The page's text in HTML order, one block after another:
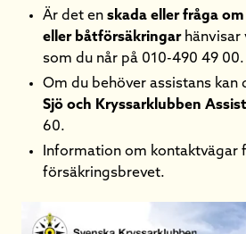
Är det en skada eller fråga
eller båtförsäkringarhänvisar
som du når på 010-490 49 00.
Om du behöver assistans kan
Sjö och Kryssarklubben
60.
Information om kontaktvägar
försäkringsbrevet.